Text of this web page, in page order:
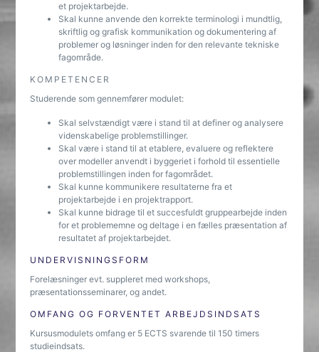
et projektarbejde.
Skal kunne anvende den korrekte terminologi i mundtlig,
skriftlig og grafisk kommunikation og dokumentering af
problemer og løsninger inden for den relevante tekniske
fagområde.
KOMPETENCER
Studerende som gennemfører modulet:
Skal selvstændigt være i stand til at definer og analysere
videnskabelige problemstillinger.
Skal være i stand til at etablere, evaluere og reflektere
over modeller anvendt i byggeriet i forhold til essentielle
problemstillingen inden for fagområdet.
Skal kunne kommunikere resultaterne fra et
projektarbejde i en projektrapport.
Skal kunne bidrage til et succesfuldt gruppearbejde inden
for et problememne og deltage i en fælles præsentation af
resultatet af projektarbejdet.
UNDERVISNINGSFORM
Forelæsninger evt. suppleret med workshops,
præsentationsseminarer, og andet.
OMFANG OG FORVENTET ARBEJDSINDSATS
Kursusmodulets omfang er 5 ECTS svarende til 150 timers
studieindsats.